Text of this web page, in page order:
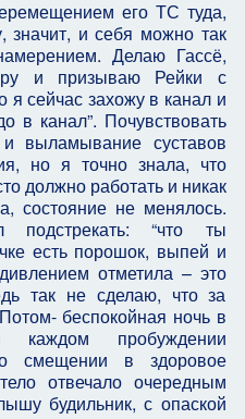
его ТС туда,
значит, и себя можно так
Делаю Гассё,
и призываю Рейки с
я сейчас захожу в канал и
в канал”. Почувствовать
выламывание суставов
но я точно знала, что
должно работать и никак
состояние не менялось.
подстрекать: “что ты
есть порошок, выпей и
отметила – это
так не сделаю, что за
беспокойная ночь в
пробуждении
смещении в здоровое
отвечало очередным
будильник, с опаской